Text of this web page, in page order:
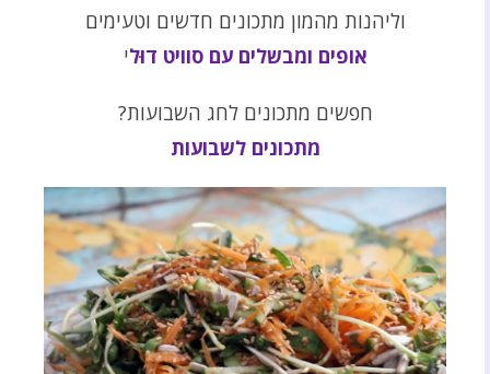
וליהנות מהמון מתכונים חדשים וטעימים
אופים ומבשלים עם סוויט דוּלי
חפשים מתכונים לחג השבועות?
מתכונים לשבועות